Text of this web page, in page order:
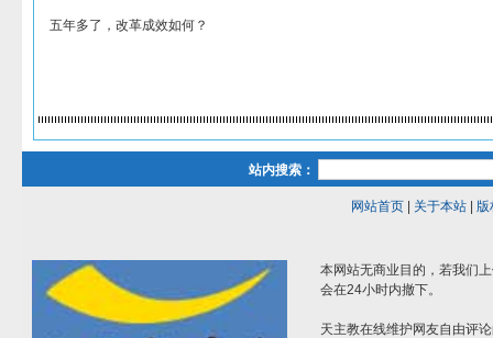
五年多了，改革成效如何？
站内搜索：
网站首页| 关于本站| 版
本网站无商业目的，若我们
会在24小时内撤下。
天主教在线维护网友自由评